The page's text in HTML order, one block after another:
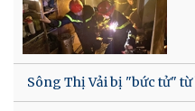
Sông Thị Vải bị "bức tử"